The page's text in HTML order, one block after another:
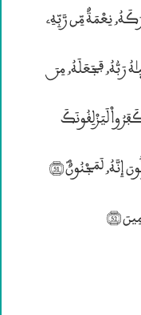
أَن تَدَ؛رَكَهُ„ نِعْمَةٌ مِّن رَّبِّهِ”
مَذْمُومٌؐ (49) فَاجْتَبۭـٰهُ رَبُّهُ„ فَجَعَلَهُ„ مِــنَ
يَّكَادُ ۴لذِينَ كَفَرُواْ لَيَزْلِقُونَكَ
بِأَبْصۭـٰرۣهِمْ لَمَّا سَمِعُواْ ۴لذِّكْرَ وَيَقُولُونَ إِنَّهُ„ ڤَمَجْنُونٌؐ (51)
(52)